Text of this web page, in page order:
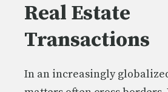
Real Estate
Transactions
In an increasingly